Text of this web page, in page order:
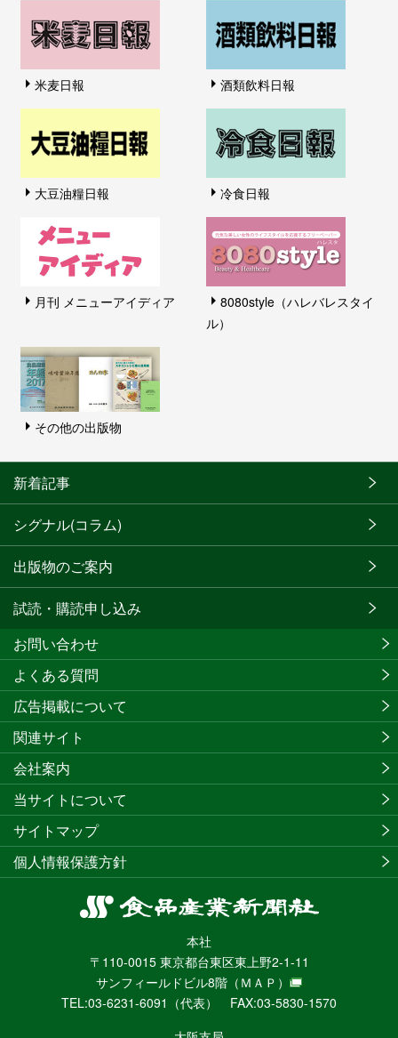
米麦日報 酒類飲料日報
大豆油糧日報 冷食日報
月刊 メニューアイディア
8080style（ハレバレスタイ
ル）
その他の出版物
新着記事
シグナル(コラム)
出版物のご案内
試読・購読申し込み
食
産
業
新
聞
社
本社
〒110-0015 東京都台東区東上野2-1-11
サンフィールドビル8階 （ＭＡＰ）
TEL:03-6231-6091（代表） FAX:03-5830-1570
お問い合わせ
よくある質問
広告掲載について
関連サイト
会社案内
当サイトについて
サイトマップ
個人情報保護方針